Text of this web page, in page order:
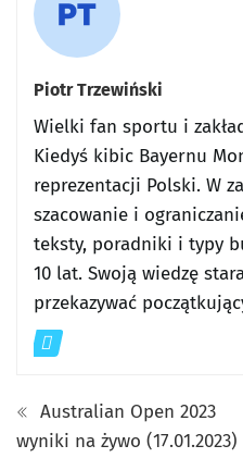
Piotr Trzewiński
Wielki fan sportu i
Kiedyś kibic Bayernu
reprezentacji Polski. W
szacowanie i
teksty, poradniki i typy
10 lat. Swoją wiedzę
przekazywać
Australian Open 2023
wyniki na żywo (17.01.2023)